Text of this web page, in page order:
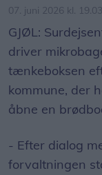
07. juni 2026 kl. 19.03
GJØL:
driver
tænkeboksen
kommune, der
åbne en
- Efter dialog
forvaltningen